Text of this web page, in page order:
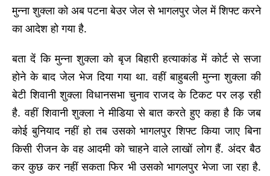
मुन्ना शुक्ला को अब पटना बेउर जेल से भागलपुर जेल में शिफ्ट करने
का आदेश हो गया है.
बता दें कि मुन्ना शुक्ला को बृज बिहारी हत्याकांड में कोर्ट से सजा
होने के बाद जेल भेज दिया गया था. वहीं बाहुबली मुन्ना शुक्ला की
बेटी शिवानी शुक्ला विधानसभा चुनाव राजद के टिकट पर लड़ रही
है. वहीं शिवानी शुक्ला ने मीडिया से बात करते हुए कहा है कि जब
कोई बुनियाद नहीं हो तब उसको भागलपुर शिफ्ट किया जाए बिना
किसी रीजन के वह आदमी को चाहने वाले लाखों लोग हैं. अंदर बैठ
कर कुछ कर नहीं सकता फिर भी उसको भागलपुर भेजा जा रहा है.